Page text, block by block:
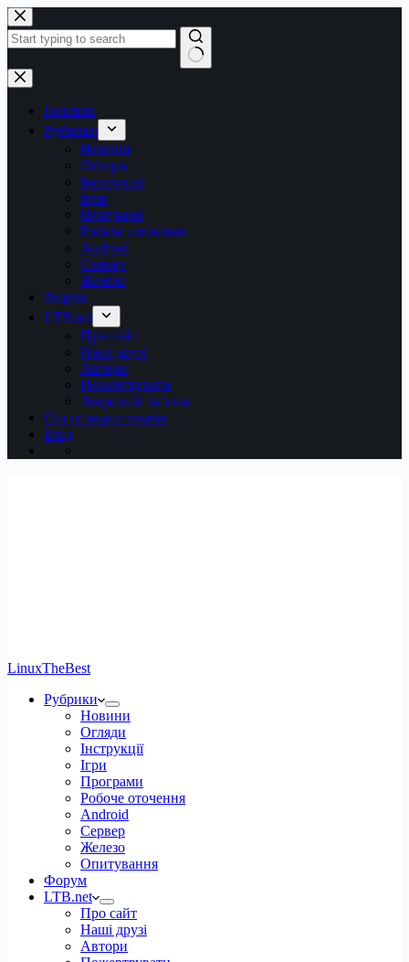
Перейти
до
вмісту
Немає
результатів
Головна
Рубрики
Новини
Обзори
Інструкції
Ігри
Програми
Робоче оточення
Android
Сервер
Железо
Форум
LTB.net
Про сайт
Наші друзі
Автори
Пожертвувати
Зворотній зв’язок
Статті користувачів
Вхід
LinuxTheBest
Рубрики
Новини
Огляди
Інструкції
Ігри
Програми
Робоче оточення
Android
Сервер
Железо
Опитування
Форум
LTB.net
Про сайт
Наші друзі
Автори